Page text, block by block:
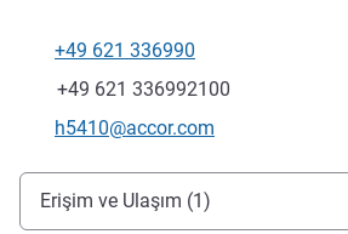
Telefon
+49 621 336990
Faks
+49 621 336992100
İletişim için e-posta
h5410@accor.com
Erişim ve ulaşım
Erişim ve Ulaşım (1)